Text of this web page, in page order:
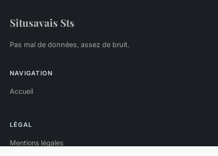
Situsavais Sts
Pas mal de données, assez de bruit.
NAVIGATION
Accueil
LÉGAL
Mentions légales